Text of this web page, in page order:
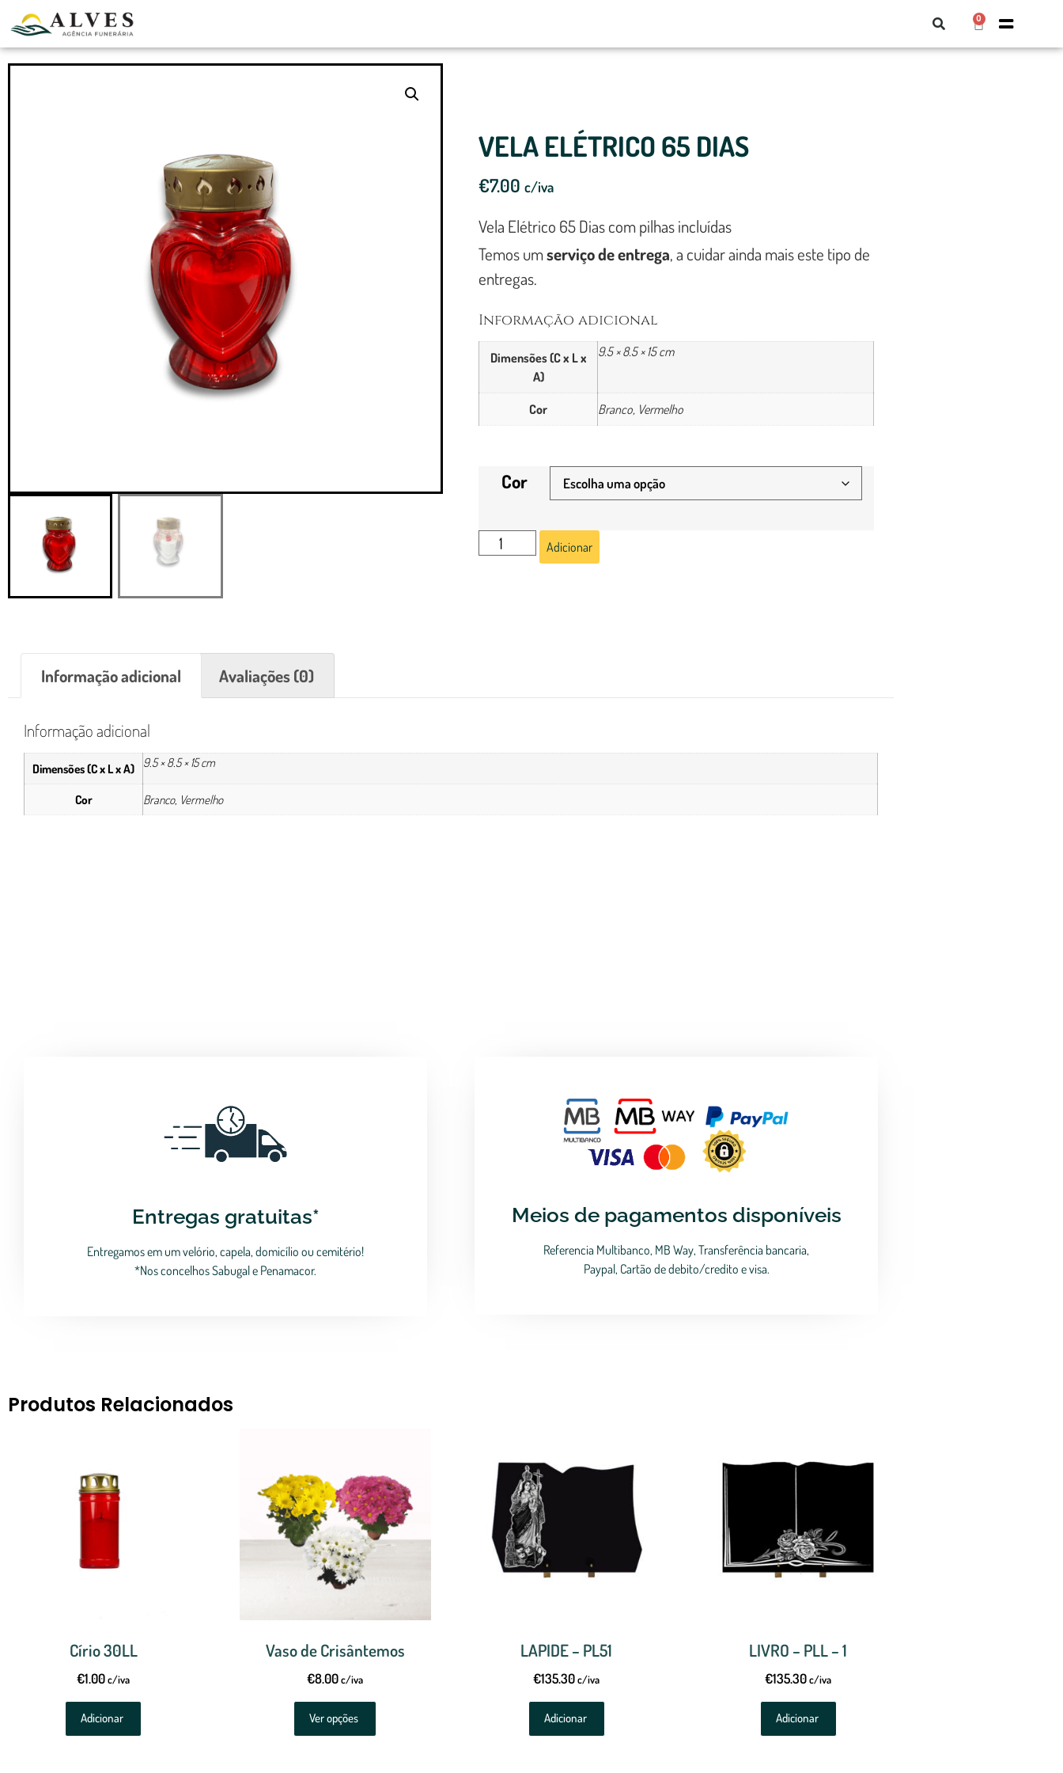
0
VELA ELÉTRICO 65 DIAS
€7.00 c/iva
Vela Elétrico 65 Dias com pilhas incluídas
Temos umserviço de entrega, a cuidar ainda mais este tipo de
entregas.
Informação adicional
Dimensões (C x L x
A)
9.5 × 8.5 × 15 cm
Cor Branco, Vermelho
Cor
Adicionar
Informação adicional Avaliações (0)
Informação adicional
Dimensões (C x L x A) 9.5 × 8.5 × 15 cm
Cor Branco, Vermelho
Entregas gratuitas*
Entregamos em um velório, capela, domicílio ou cemitério!
*Nos concelhos Sabugal e Penamacor.
Meios de pagamentos disponíveis
Referencia Multibanco, MB Way, Transferência bancaria,
Paypal, Cartão de debito/credito e visa.
Produtos Relacionados
Círio 30LL
€1.00c/iva
Adicionar
Vaso de Crisântemos
€8.00c/iva
Ver opções
LAPIDE – PL51
€135.30c/iva
Adicionar
LIVRO – PLL – 1
€135.30c/iva
Adicionar